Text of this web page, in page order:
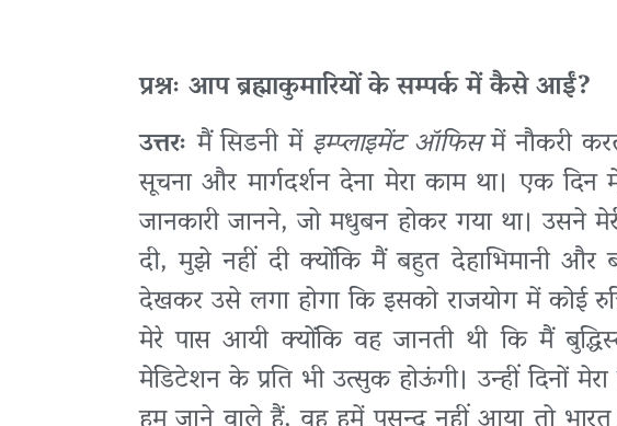
प्रश्नः आप ब्रह्माकुमारियों के सम्पर्क में कैसे आईं?
उत्तरः मैं सिडनी में इम्प्लाइमेंट ऑफिसमें नौकरी
सूचना और मार्गदर्शन देना मेरा काम था। एक
जानकारी जानने, जो मधुबन होकर गया था। उसने
दी, मुझे नहीं दी क्योंकि मैं बहुत देहाभिमानी
देखकर उसे लगा होगा कि इसको राजयोग में कोई
मेरे पास आयी क्योंकि वह जानती थी कि मैं
मेडिटेशन के प्रति भी उत्सुक होऊंगी। उन्हीं दिनों